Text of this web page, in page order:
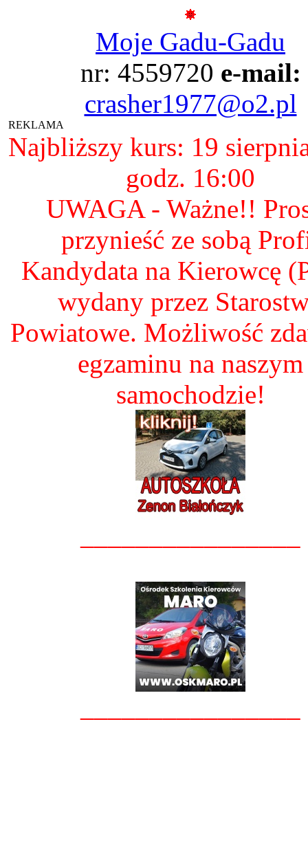
Moje Gadu-Gadu
nr: 4559720 e-mail:
crasher1977@o2.pl
REKLAMA
Najbliższy kurs: 19
godz. 16:00
UWAGA - Ważne!!
przynieść ze sobą
Kandydata na Kierowcę
wydany przez
Powiatowe. Możliwość
egzaminu na naszym
samochodzie!